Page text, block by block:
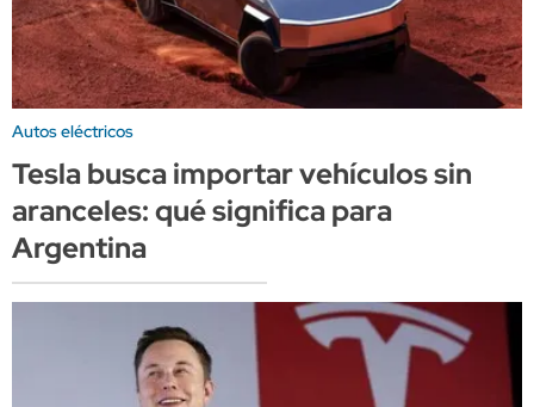
Autos eléctricos
Tesla busca importar vehículos sin
aranceles: qué significa para
Argentina